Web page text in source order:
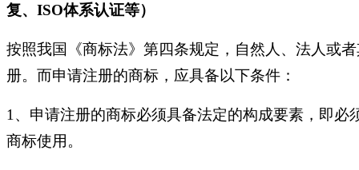
复、ISO体系认证等）
按照我国《商标法》第四条规定，自然人、法人或
册。而申请注册的商标，应具备以下条件：
1、申请注册的商标必须具备法定的构成要素，即
商标使用。